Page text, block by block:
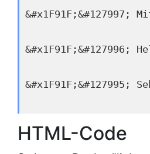
&#x1F91F;&#127997;
&#x1F91F;&#127996;
&#x1F91F;&#127995;
HTML-Code